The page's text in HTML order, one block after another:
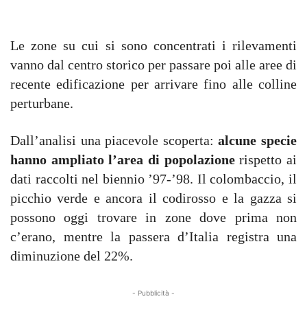
Le zone su cui si sono concentrati i rilevamenti
vanno dal centro storico per passare poi alle aree di
recente edificazione per arrivare fino alle colline
perturbane.
Dall’analisi una piacevole scoperta:alcune specie
hanno ampliato l’area di popolazionerispetto ai
dati raccolti nel biennio ’97-’98. Il colombaccio, il
picchio verde e ancora il codirosso e la gazza si
possono oggi trovare in zone dove prima non
c’erano, mentre la passera d’Italia registra una
diminuzione del 22%.
- Pubblicità -